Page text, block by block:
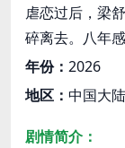
虐恋过后，梁
碎离去。八年
年份： 2026
地区： 中国大陆
剧情简介：